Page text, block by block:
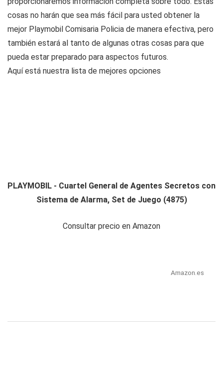
cosas no harán que sea más fácil para usted obtener la
mejor Playmobil Comisaria Policia de manera efectiva, pero
también estará al tanto de algunas otras cosas para que
pueda estar preparado para aspectos futuros.
Aquí está nuestra lista de mejores opciones
PLAYMOBIL - Cuartel General de Agentes Secretos con
Sistema de Alarma, Set de Juego (4875)
Consultar precio en Amazon
Amazon.es